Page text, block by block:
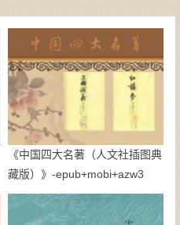
《中国四大名著（人文社插图典
藏版）》-epub+mobi+azw3